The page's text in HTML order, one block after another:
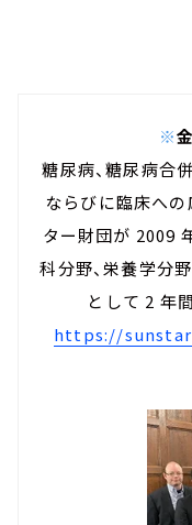
※
糖尿病、糖尿病合
ならびに臨床への
ター財団が 2009
科分野、栄養学分
として 2 年
https://